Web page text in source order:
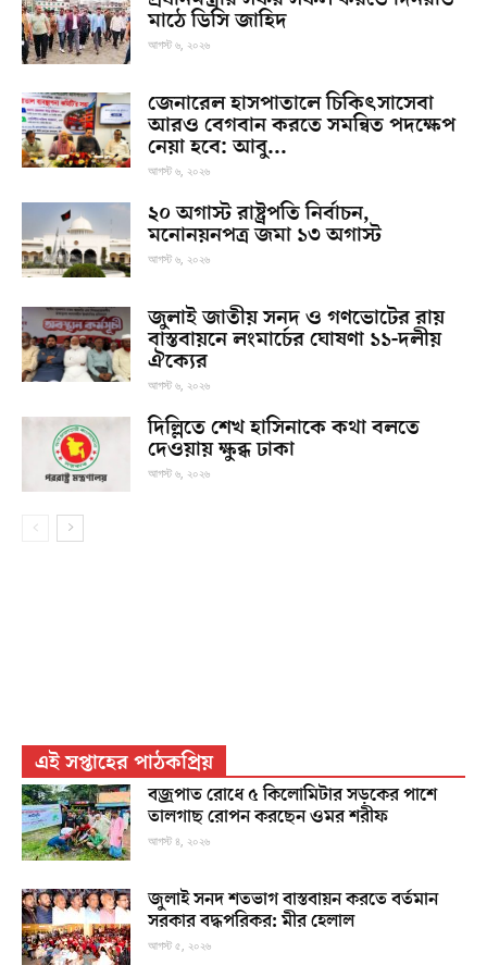
মাঠে ডিসি জাহিদ
আগস্ট ৬, ২০২৬
জেনারেল হাসপাতালে চিকিৎসাসেবা
আরও বেগবান করতে সমন্বিত পদক্ষেপ
নেয়া হবে: আবু...
আগস্ট ৬, ২০২৬
২০ অগাস্ট রাষ্ট্রপতি নির্বাচন,
মনোনয়নপত্র জমা ১৩ অগাস্ট
আগস্ট ৬, ২০২৬
জুলাই জাতীয় সনদ ও গণভোটের রায়
বাস্তবায়নে লংমার্চের ঘোষণা ১১-দলীয়
ঐক্যের
আগস্ট ৬, ২০২৬
দিল্লিতে শেখ হাসিনাকে কথা বলতে
দেওয়ায় ক্ষুব্ধ ঢাকা
আগস্ট ৬, ২০২৬
এই সপ্তাহের পাঠকপ্রিয়
বজ্রপাত রোধে ৫ কিলোমিটার সড়কের পাশে
তালগাছ রোপন করছেন ওমর শরীফ
আগস্ট ৪, ২০২৬
জুলাই সনদ শতভাগ বাস্তবায়ন করতে বর্তমান
সরকার বদ্ধপরিকর: মীর হেলাল
আগস্ট ৫, ২০২৬